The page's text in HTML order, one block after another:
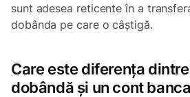
sunt adesea reticente în a
dobânda pe care o câștigă.
Care este diferența
dobândă și un cont